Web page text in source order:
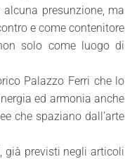
presunzione, ma
e come contenitore
solo come luogo di
Palazzo Ferri che lo
ed armonia anche
che spaziano dall’arte
già previsti negli articoli